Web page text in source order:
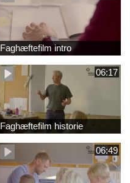
Faghæftefilm intro
06:17
Faghæftefilm historie
06:49